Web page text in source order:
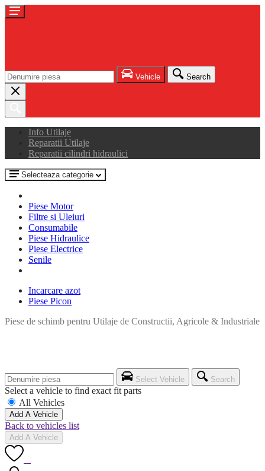
Vehicle Search
Info Utilaje
Reparatii Utilaje
Reparatii cilindri hidraulici
Selecteaza categorie
Piese Motor
Filtre si Uleiuri
Consumabile
Piese Hidraulice
Piese Electrice
Senile
Incarcare azot
Piese Picon
Piese de schimb pentru Utilaje de Constructii, Agricole & Industriale
Select Vehicle Search
Select a vehicle to find exact fit parts
All Vehicles
Add A Vehicle
Back to vehicles list
Add A Vehicle